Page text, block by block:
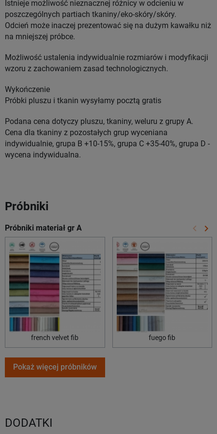
Istnieje możliwość nieznacznej różnicy w odcieniu w
poszczególnych partiach tkaniny/eko-skóry/skóry.
Odcień może inaczej prezentować się na dużym kawałku niż
na mniejszej próbce.
Możliwość ustalenia indywidualnie rozmiarów i modyfikacji
wzoru z zachowaniem zasad technologicznych.
Wykończenie
Próbki pluszu i tkanin wysyłamy pocztą gratis
Podana cena dotyczy pluszu, tkaniny, weluru z grupy A.
Cena dla tkaniny z pozostałych grup wyceniana
indywidualnie, grupa B +10-15%, grupa C +35-40%, grupa D -
wycena indywidualna.
Próbniki
Próbniki materiał gr A keyboard_arrow_left keyboard_arrow_right
french velvet fib fuego fib
Pokaż więcej próbników
DODATKI